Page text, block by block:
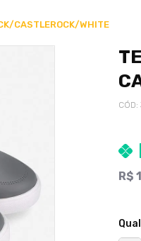
CASTLEROCK/WHITE
CÓD:
R$